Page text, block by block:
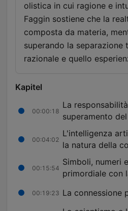
olistica in cui ragione e
Faggin sostiene che la
composta da materia,
superando la separazione
razionale e quello
Kapitel
00:00:18
La
superamento
00:04:02
L'intelligenza
la natura della
00:15:54
Simboli, numeri
primordiale con
00:19:23 La connessione